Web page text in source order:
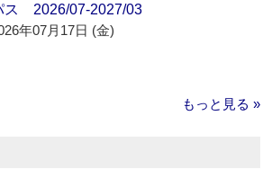
ス 2026/07-2027/03
年07月17日 (金)
もっと見る »